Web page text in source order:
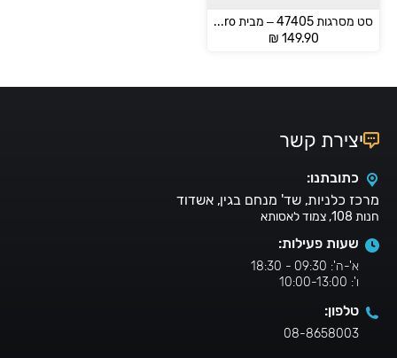
סט מסרגות 47405 – מבית KnitPro
₪ 149.90
יצירת קשר
כתובתנו:
מרכז כלניות, שד' מנחם בגין, אשדוד
חנות 108, צמוד לאסותא
שעות פעילות:
א'-ה': 09:30 - 18:30
ו': 10:00-13:00
טלפון:
08-8658003